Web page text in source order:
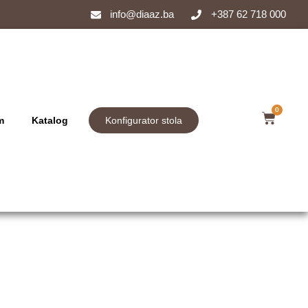
info@diaaz.ba +387 62 718 000
Katalog Konfigurator stola
0